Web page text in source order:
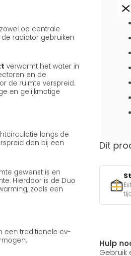
op centrale
radiator gebruiken
verwarmt het water in
en de
de ruimte verspreid.
en gelijkmatige
langs de
dan bij een
gewenst is en
Hierdoor is de Duo
zoals een
een traditionele cv-
Dit
Hulp
Gebruik